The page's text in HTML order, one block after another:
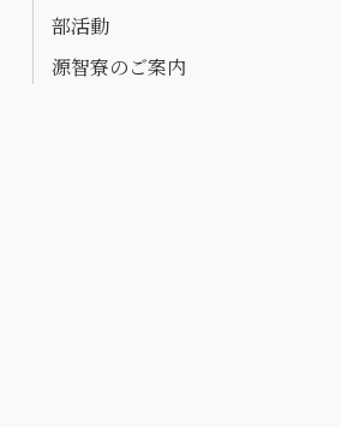
部活動
源智寮のご案内